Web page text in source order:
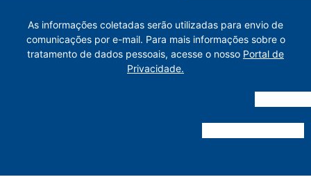
As informações coletadas serão utilizadas para envio de
comunicações por e-mail. Para mais informações sobre o
tratamento de dados pessoais, acesse o nosso Portal de
Privacidade.